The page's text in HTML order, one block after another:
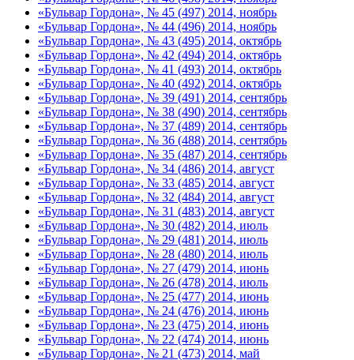
«Бульвар Гордона», № 45 (497) 2014, ноябрь
«Бульвар Гордона», № 44 (496) 2014, ноябрь
«Бульвар Гордона», № 43 (495) 2014, октябрь
«Бульвар Гордона», № 42 (494) 2014, октябрь
«Бульвар Гордона», № 41 (493) 2014, октябрь
«Бульвар Гордона», № 40 (492) 2014, октябрь
«Бульвар Гордона», № 39 (491) 2014, сентябрь
«Бульвар Гордона», № 38 (490) 2014, сентябрь
«Бульвар Гордона», № 37 (489) 2014, сентябрь
«Бульвар Гордона», № 36 (488) 2014, сентябрь
«Бульвар Гордона», № 35 (487) 2014, сентябрь
«Бульвар Гордона», № 34 (486) 2014, август
«Бульвар Гордона», № 33 (485) 2014, август
«Бульвар Гордона», № 32 (484) 2014, август
«Бульвар Гордона», № 31 (483) 2014, август
«Бульвар Гордона», № 30 (482) 2014, июль
«Бульвар Гордона», № 29 (481) 2014, июль
«Бульвар Гордона», № 28 (480) 2014, июль
«Бульвар Гордона», № 27 (479) 2014, июнь
«Бульвар Гордона», № 26 (478) 2014, июль
«Бульвар Гордона», № 25 (477) 2014, июнь
«Бульвар Гордона», № 24 (476) 2014, июнь
«Бульвар Гордона», № 23 (475) 2014, июнь
«Бульвар Гордона», № 22 (474) 2014, июнь
«Бульвар Гордона», № 21 (473) 2014, май